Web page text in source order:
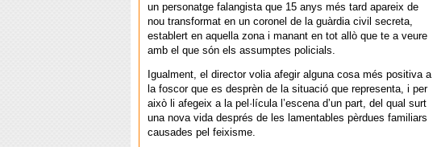
un personatge falangista que 15 anys més tard apareix de
nou transformat en un coronel de la guàrdia civil secreta,
establert en aquella zona i manant en tot allò que te a veure
amb el que són els assumptes policials.
Igualment, el director volia afegir alguna cosa més positiva a
la foscor que es desprèn de la situació que representa, i per
això li afegeix a la pel·lícula l’escena d’un part, del qual surt
una nova vida després de les lamentables pèrdues familiars
causades pel feixisme.